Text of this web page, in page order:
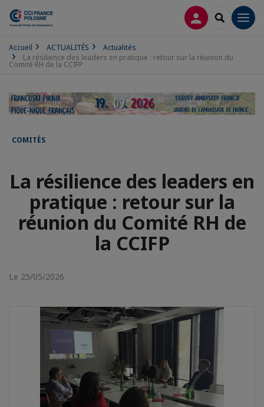
CONNEXION
Accueil ACTUALITÉS
Actualités
La résilience des leaders en pratique : retour sur la réunion du
Comité RH de la CCIFP
COMITÉS
La résilience des leaders en
pratique : retour sur la
réunion du Comité RH de
la CCIFP
Le 25/05/2026